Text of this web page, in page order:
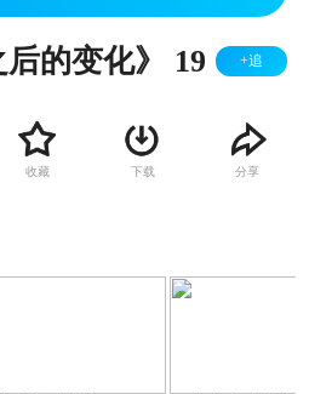
的变化》 19 +追
收藏 下载 分享